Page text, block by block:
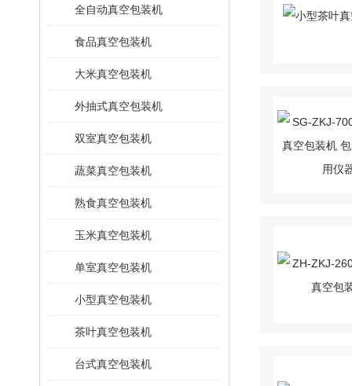
全自动真空包装机
食品真空包装机
大米真空包装机
外抽式真空包装机
双室真空包装机
蔬菜真空包装机
熟食真空包装机
玉米真空包装机
单室真空包装机
小型真空包装机
茶叶真空包装机
台式真空包装机